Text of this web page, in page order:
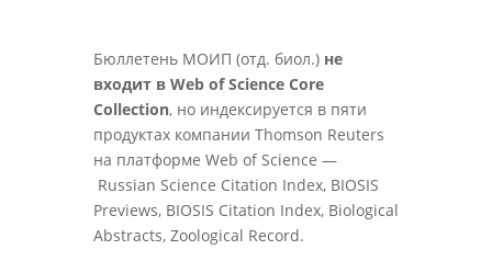
Бюллетень МОИП (отд. биол.) не
входит в Web of Science Core
Collection, но индексируется в пяти
продуктах компании Thomson Reuters
на платформе Web of Science —
Russian Science Citation Index, BIOSIS
Previews, BIOSIS Citation Index, Biological
Abstracts, Zoological Record.